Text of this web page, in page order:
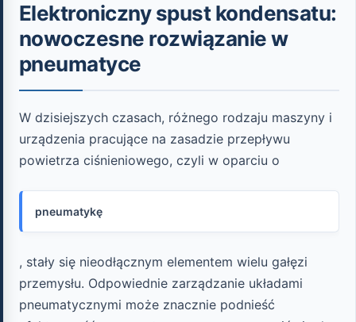
Elektroniczny spust kondensatu:
nowoczesne rozwiązanie w
pneumatyce
W dzisiejszych czasach, różnego rodzaju maszyny i
urządzenia pracujące na zasadzie przepływu
powietrza ciśnieniowego, czyli w oparciu o
pneumatykę
, stały się nieodłącznym elementem wielu gałęzi
przemysłu. Odpowiednie zarządzanie układami
pneumatycznymi może znacznie podnieść